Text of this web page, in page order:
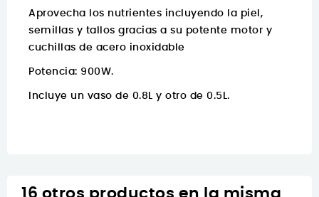
Aprovecha los nutrientes incluyendo la piel,
semillas y tallos gracias a su potente motor y
cuchillas de acero inoxidable
Potencia: 900W.
Incluye un vaso de 0.8L y otro de 0.5L.
16 otros productos en la misma